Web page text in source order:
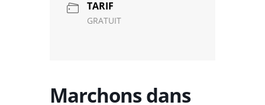
TARIF
GRATUIT
Marchons dans